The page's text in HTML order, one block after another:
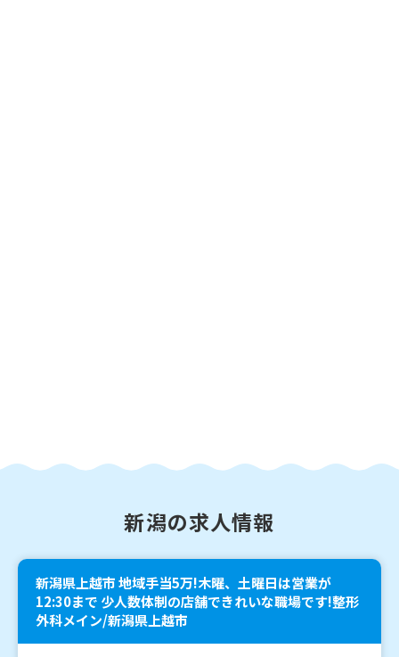
新潟の求人情報
新潟県上越市 地域手当5万!木曜、土曜日は営業が
12:30まで 少人数体制の店舗できれいな職場です!整形
外科メイン/新潟県上越市